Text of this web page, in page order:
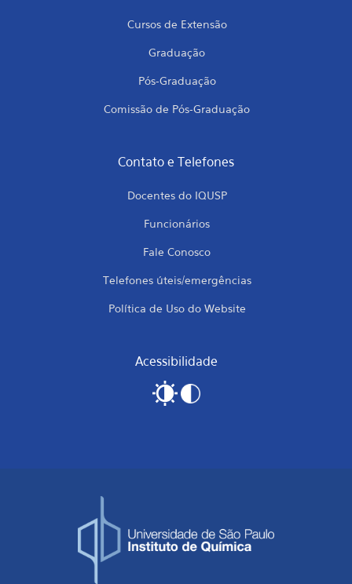
Cursos de Extensão
Graduação
Pós-Graduação
Comissão de Pós-Graduação
Contato e Telefones
Docentes do IQUSP
Funcionários
Fale Conosco
Telefones úteis/emergências
Política de Uso do Website
Acessibilidade